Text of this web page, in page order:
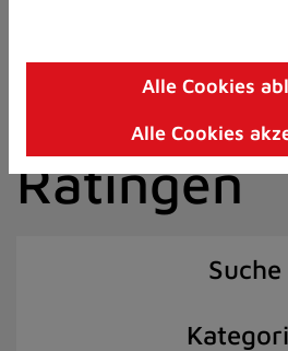
8)
I)
der Stadt
Ratingen
Suche
Alle Cookies
Alle Cookies